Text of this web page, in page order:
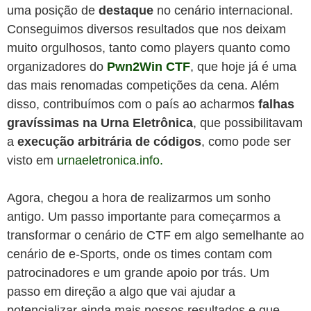
uma posição de destaque no cenário internacional.
Conseguimos diversos resultados que nos deixam
muito orgulhosos, tanto como players quanto como
organizadores do Pwn2Win CTF, que hoje já é uma
das mais renomadas competições da cena. Além
disso, contribuímos com o país ao acharmos falhas
gravíssimas na Urna Eletrônica, que possibilitavam
a execução arbitrária de códigos, como pode ser
visto em urnaeletronica.info.
Agora, chegou a hora de realizarmos um sonho
antigo. Um passo importante para começarmos a
transformar o cenário de CTF em algo semelhante ao
cenário de e-Sports, onde os times contam com
patrocinadores e um grande apoio por trás. Um
passo em direção a algo que vai ajudar a